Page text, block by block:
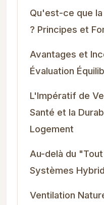
Qu'est-ce que
? Principes et
Avantages et
Évaluation
L'Impératif de
Santé et la
Logement
Au-delà du
Systèmes
Ventilation